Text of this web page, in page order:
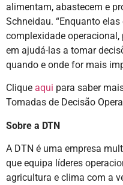
alimentam, abastecem e
Schneidau. “Enquanto
complexidade
em ajudá-las a tomar
quando e onde for mais
Clique aqui para saber
Tomadas de Decisão
Sobre a DTN
A DTN é uma empresa
que equipa líderes
agricultura e clima com a